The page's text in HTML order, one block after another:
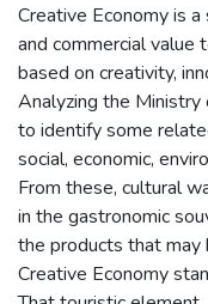
Creative Economy is
and commercial value
based on creativity,
Analyzing the Ministry
to identify some
social, economic,
From these, cultural
in the gastronomic
the products that may
Creative Economy